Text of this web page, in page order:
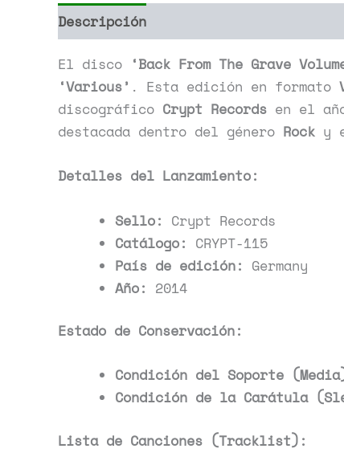
Descripción
El disco ‘Back From The Grave
‘Various’ . Esta edición en formato
discográfico Crypt Records en el
destacada dentro del género Rock y
Detalles del Lanzamiento:
Sello: Crypt Records
Catálogo: CRYPT-115
País de edición: Germany
Año: 2014
Estado de Conservación:
Condición del Soporte
Condición de la Carátula
Lista de Canciones (Tracklist):